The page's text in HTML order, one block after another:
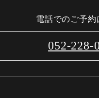
電話でのご予約
052-228-